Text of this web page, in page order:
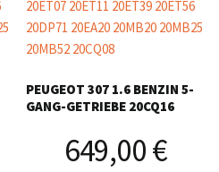
PEUGEOT 307 1.6 BENZIN 5-
GANG-GETRIEBE 20CQ16
649,00€